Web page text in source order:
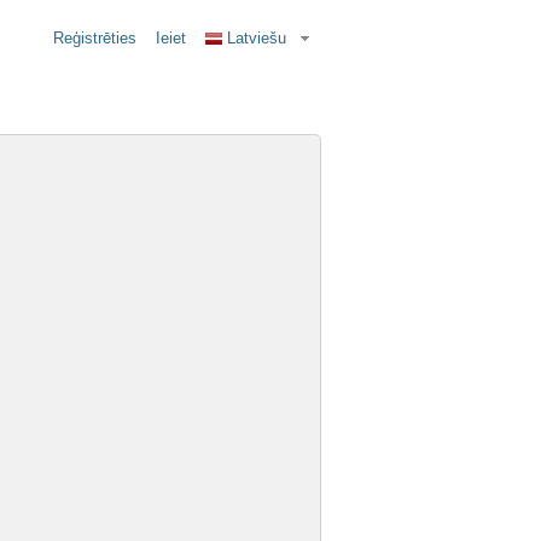
Reģistrēties Ieiet Latviešu